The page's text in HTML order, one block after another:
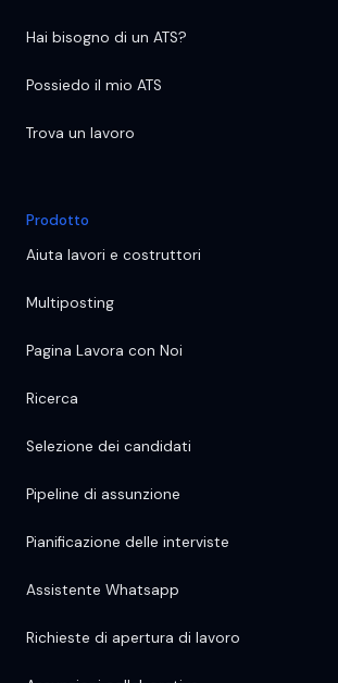
Hai bisogno di un ATS?
Possiedo il mio ATS
Trova un lavoro
Prodotto
Aiuta lavori e costruttori
Multiposting
Pagina Lavora con Noi
Ricerca
Selezione dei candidati
Pipeline di assunzione
Pianificazione delle interviste
Assistente Whatsapp
Richieste di apertura di lavoro